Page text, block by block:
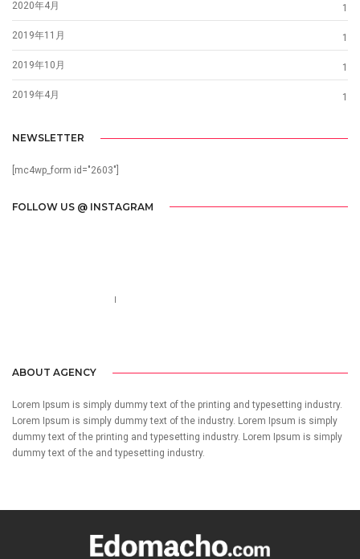
2020年4月 1
2019年11月 1
2019年10月 1
2019年4月 1
NEWSLETTER
[mc4wp_form id="2603"]
FOLLOW US @ INSTAGRAM
ABOUT AGENCY
Lorem Ipsum is simply dummy text of the printing and typesetting industry.
Lorem Ipsum is simply dummy text of the industry. Lorem Ipsum is simply
dummy text of the printing and typesetting industry. Lorem Ipsum is simply
dummy text of the and typesetting industry.